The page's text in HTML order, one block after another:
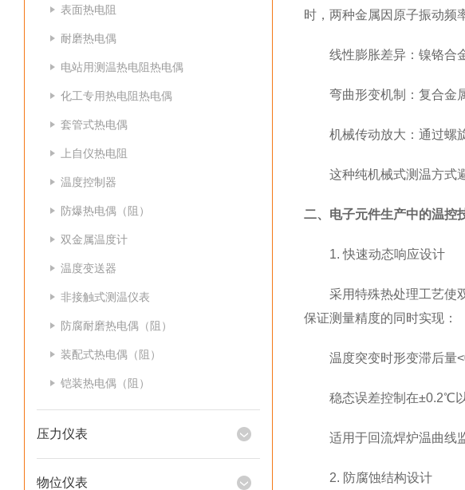
表面热电阻
耐磨热电偶
电站用测温热电阻热电偶
化工专用热电阻热电偶
套管式热电偶
上自仪热电阻
温度控制器
防爆热电偶（阻）
双金属温度计
温度变送器
非接触式测温仪表
防腐耐磨热电偶（阻）
装配式热电偶（阻）
铠装热电偶（阻）
压力仪表
物位仪表
时，两种金属因原子振动频
线性膨胀差异：镍铬合金
弯曲形变机制：复合金属
机械传动放大：通过螺旋
这种纯机械式测温方式避
二、电子元件生产中的温控
1. 快速动态响应设计
采用特殊热处理工艺使双
保证测量精度的同时实现：
温度突变时形变滞后量
稳态误差控制在±0.2℃
适用于回流焊炉温曲线
2. 防腐蚀结构设计